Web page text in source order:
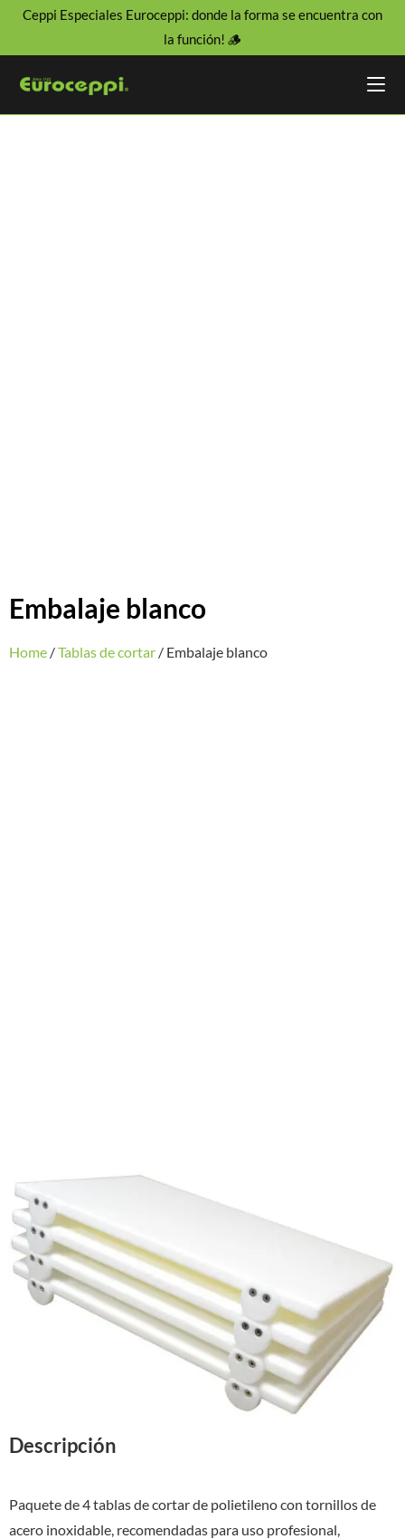
Ceppi Especiales Euroceppi: donde la forma se encuentra con
la función! 🪵
Embalaje blanco
Home /Tablas de cortar / Embalaje blanco
Descripción
Paquete de 4 tablas de cortar de polietileno con tornillos de
acero inoxidable, recomendadas para uso profesional,